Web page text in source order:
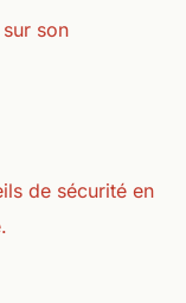
son
de sécurité en